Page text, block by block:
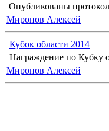
Опубликованы
Миронов Алексей
Кубок области 2014
Награждение по Кубку
Миронов Алексей